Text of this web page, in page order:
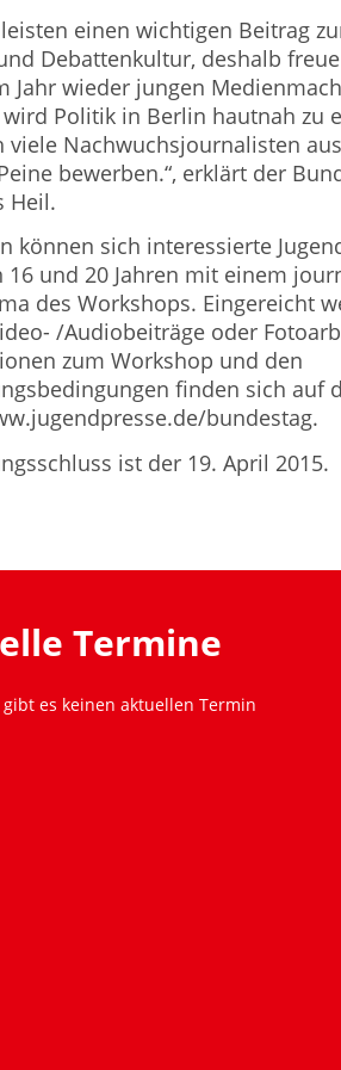
einen wichtigen Beitrag
Debattenkultur, deshalb
Jahr wieder jungen
wird Politik in Berlin hautnah zu
viele Nachwuchsjournalisten
bewerben.“, erklärt der
Heil.
können sich interessierte
16 und 20 Jahren mit einem
des Workshops. Eingereicht
/Audiobeiträge oder
zum Workshop und den
finden sich auf
bundestag.
ist der 19. April 2015.
Termine
es keinen aktuellen Termin